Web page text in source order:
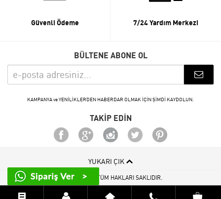
Güvenli Ödeme 7/24 Yardım Merkezi
BÜLTENE ABONE OL
KAMPANYA ve YENİLİKLERDEN HABERDAR OLMAK İÇİN ŞİMDİ KAYDOLUN.
TAKİP EDİN
YUKARI ÇIK
© 2015 - 2026 TÜM HAKLARI SAKLIDIR.